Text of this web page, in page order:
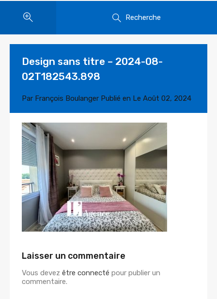
Recherche
Design sans titre – 2024-08-
02T182543.898
Par François Boulanger Publié en Le Août 02, 2024
Laisser un commentaire
Vous devez être connecté pour publier un
commentaire.